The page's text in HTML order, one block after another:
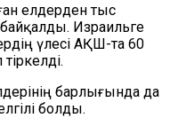
елдерден тыс
Израильге
үлесі АҚШ-та 60
барлығында да
болды.